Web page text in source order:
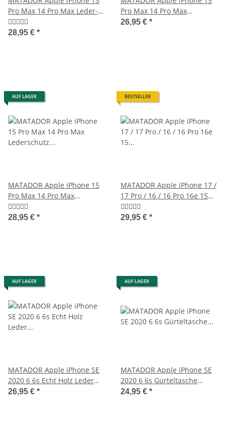
Pro Max 14 Pro Max Leder-
Tasche-Etui Braun
28,95 € *
Pro Max 14 Pro Max
Ledercase Etui Schwarz
26,95 € *
AUF LAGER
MATADOR Apple iPhone 15
Pro Max 14 Pro Max
Lederschutz Etui Braun
28,95 € *
BESTSELLER
MATADOR Apple iPhone 17 /
17 Pro / 16 / 16 Pro 16e 15
Leder Case Braun
29,95 € *
AUF LAGER
MATADOR Apple iPhone SE
2020 6 6s Echt Holz Leder
Handytasche Vertikal
26,95 € *
AUF LAGER
MATADOR Apple iPhone SE
2020 6 6s Gürteltasche
Vertikal Schwarz
24,95 € *